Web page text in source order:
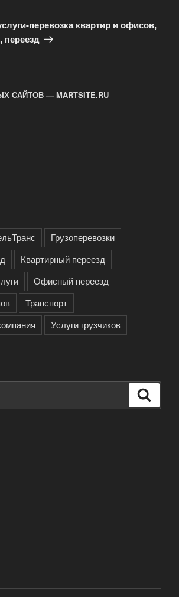
перевозка квартир и офисов,
переезд
САЙТОВ — MARTSITE.RU
Грузоперевозки
Квартирный переезд
Офисный переезд
Транспорт
Услуги грузчиков